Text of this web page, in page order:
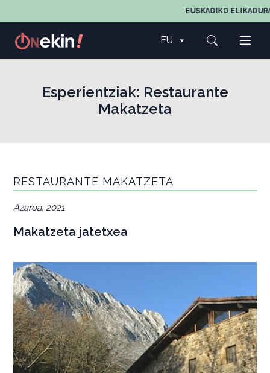
EUSKADIKO
EU
Esperientziak: Restaurante
Makatzeta
RESTAURANTE MAKATZETA
Azaroa, 2021
Makatzeta jatetxea